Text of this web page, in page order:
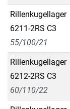
Rillenkugellager
6211-2RS C3
55/100/21
Rillenkugellager
6212-2RS C3
60/110/22